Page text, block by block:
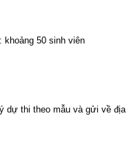
50 sinh viên
dự thi theo mẫu và gửi về địa